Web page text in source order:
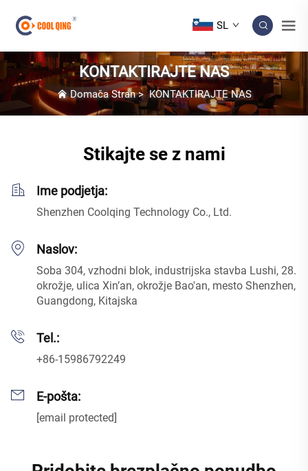
SL
KONTAKTIRAJTE NAS
Domača Stran>KONTAKTIRAJTE NAS
Stikajte se z nami
Ime podjetja:
Shenzhen Coolqing Technology Co., Ltd.
Naslov:
Soba 304, vzhodni blok, industrijska stavba Lushi, 28.
okrožje, ulica Xin’an, okrožje Bao'an, mesto Shenzhen,
Guangdong, Kitajska
Tel.:
+86-15986792249
E-pošta:
[email protected]